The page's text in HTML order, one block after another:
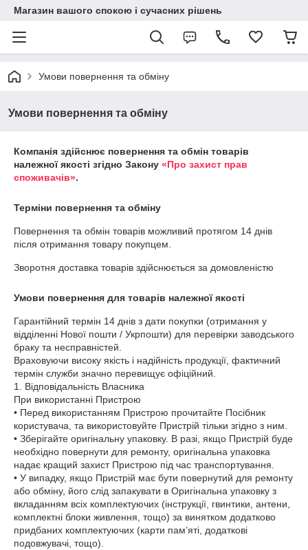
Магазин вашого спокою і сучасних рішень
Умови повернення та обміну
Умови повернення та обміну
Компанія здійснює повернення та обмін товарів
належної якості згідно Закону «Про захист прав
споживачів».
Терміни повернення та обміну
Повернення та обмін товарів можливий протягом 14 днів
після отримання товару покупцем.
Зворотня доставка товарів здійснюється за домовленістю
Умови повернення для товарів належної якості
Гарантійний термін 14 днів з дати покупки (отримання у
відділенні Нової пошти / Укрпошти) для перевірки заводського
браку та несправністей.
Враховуючи високу якість і надійність продукції, фактичний
термін служби значно перевищує офіційний.
1. Відповідальність Власника
При використанні Пристрою
• Перед використанням Пристрою прочитайте Посібник
користувача, та використовуйте Пристрій тільки згідно з ним.
• Зберігайте оригінальну упаковку. В разі, якщо Пристрій буде
необхідно повернути для ремонту, оригінальна упаковка
надає кращий захист Пристрою під час транспортування.
• У випадку, якщо Пристрій має бути повернутий для ремонту
або обміну, його слід запакувати в Оригінальна упаковку з
вкладанням всіх комплектуючих (інструкції, гвинтики, антени,
комплектні блоки живлення, тощо) за винятком додатково
придбаних комплектуючих (карти пам’яті, додаткові
подовжувачі, тощо).